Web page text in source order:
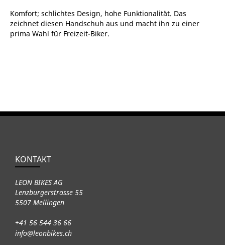
Komfort; schlichtes Design, hohe Funktionalität. Das
zeichnet diesen Handschuh aus und macht ihn zu einer
prima Wahl für Freizeit-Biker.
KONTAKT
LEON BIKES AG
Lenzburgerstrasse 55
5507 Mellingen
+41 56 544 36 66
info@leonbikes.ch